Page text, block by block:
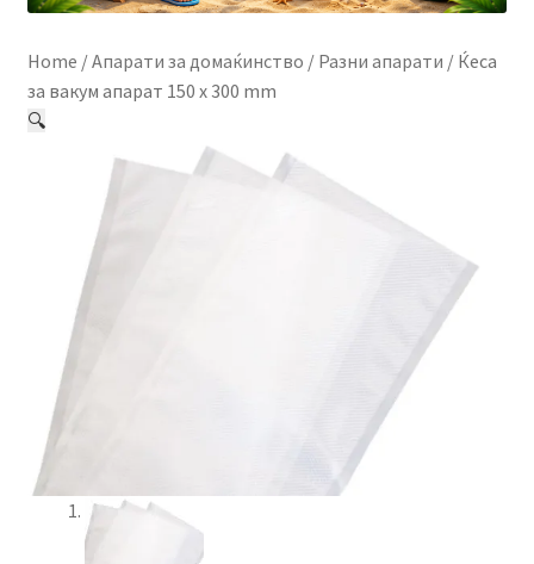
Корисничка подршка
Мој профил
Рекламации и замена на производ
Сите производи
Услови за користење
Home /Апарати за домаќинство / Разни апарати / Ќеса
за вакум апарат 150 x 300 mm
🔍